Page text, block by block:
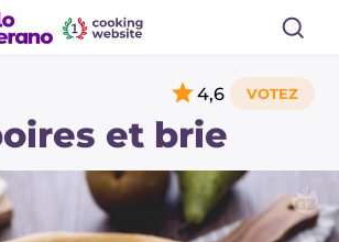
et brie
4,6